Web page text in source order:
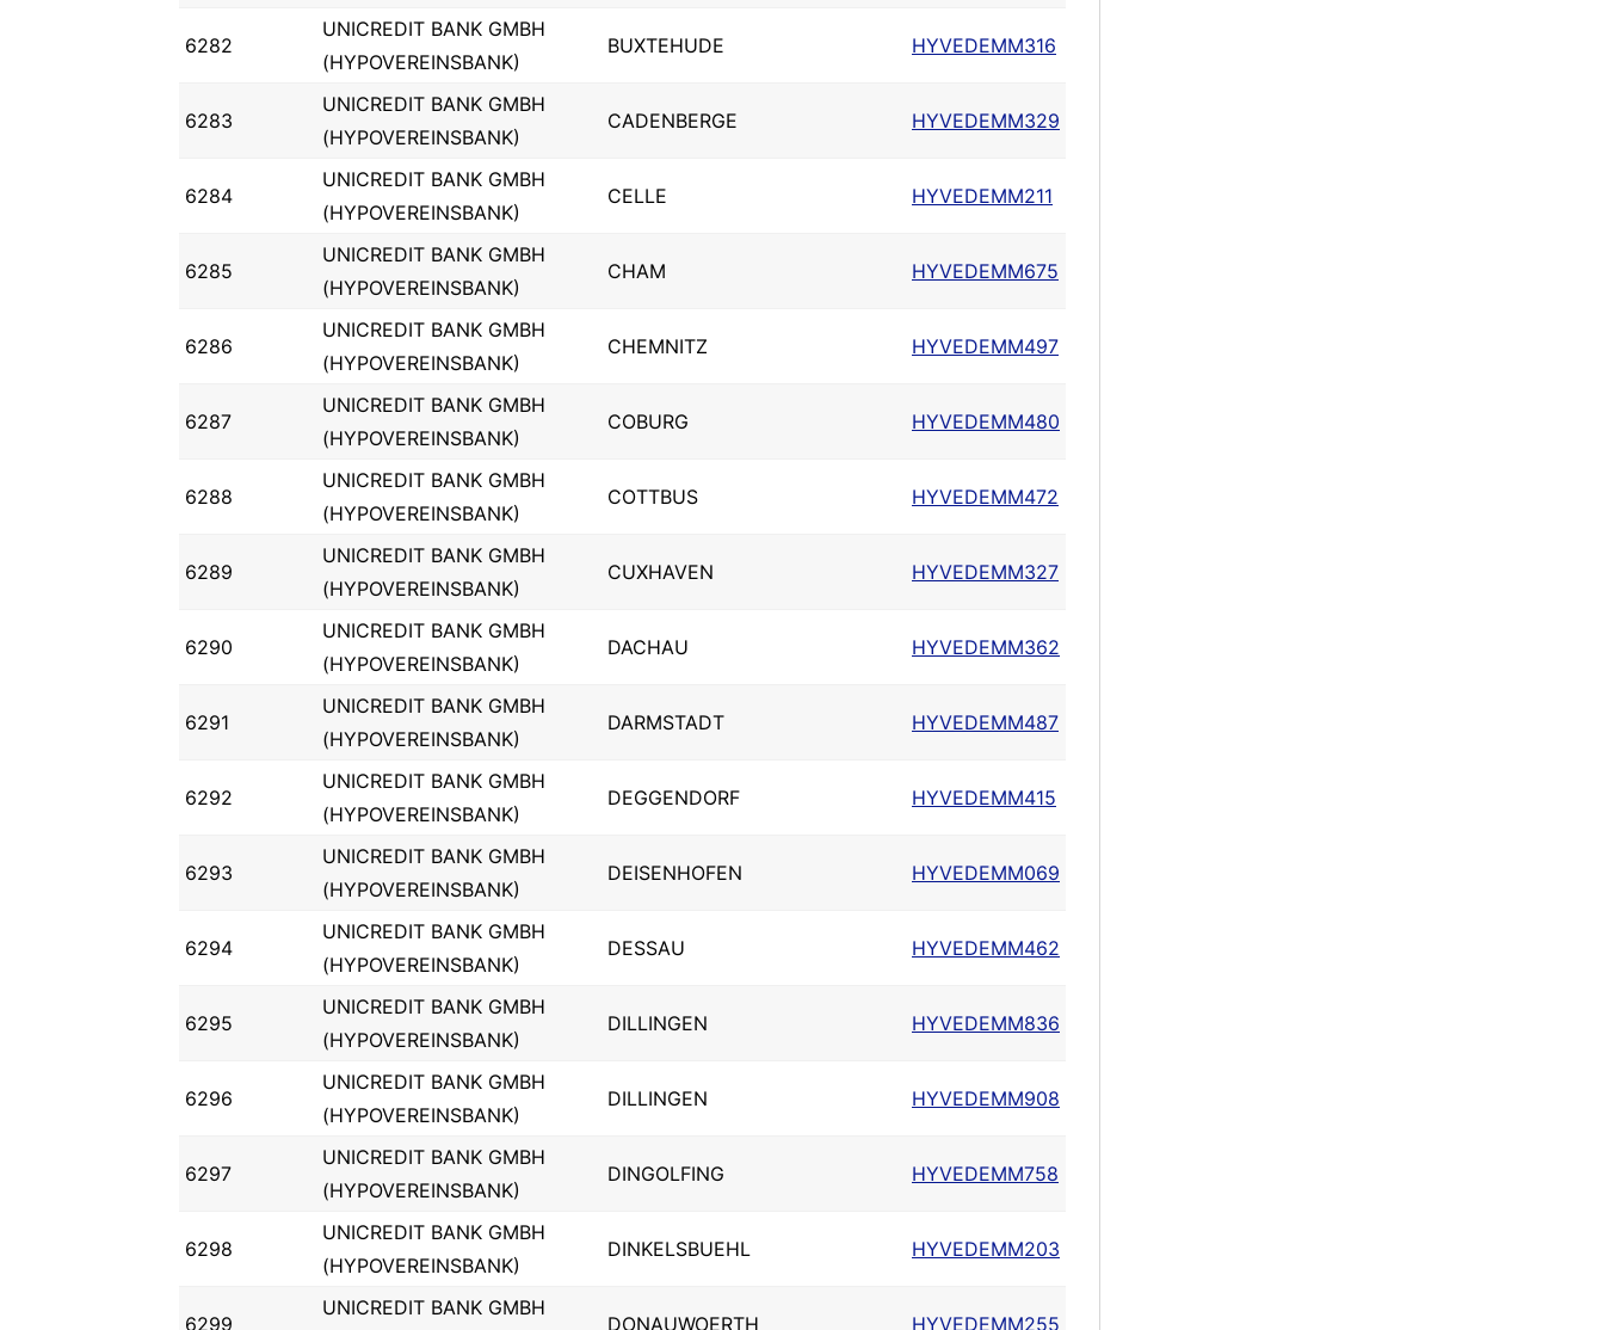
6282
UNICREDIT BANK GMBH
(HYPOVEREINSBANK)
BUXTEHUDE HYVEDEMM316
6283
UNICREDIT BANK GMBH
(HYPOVEREINSBANK)
CADENBERGE HYVEDEMM329
6284
UNICREDIT BANK GMBH
(HYPOVEREINSBANK)
CELLE HYVEDEMM211
6285
UNICREDIT BANK GMBH
(HYPOVEREINSBANK)
CHAM HYVEDEMM675
6286
UNICREDIT BANK GMBH
(HYPOVEREINSBANK)
CHEMNITZ HYVEDEMM497
6287
UNICREDIT BANK GMBH
(HYPOVEREINSBANK)
COBURG HYVEDEMM480
6288
UNICREDIT BANK GMBH
(HYPOVEREINSBANK)
COTTBUS HYVEDEMM472
6289
UNICREDIT BANK GMBH
(HYPOVEREINSBANK)
CUXHAVEN HYVEDEMM327
6290
UNICREDIT BANK GMBH
(HYPOVEREINSBANK)
DACHAU HYVEDEMM362
6291
UNICREDIT BANK GMBH
(HYPOVEREINSBANK)
DARMSTADT HYVEDEMM487
6292
UNICREDIT BANK GMBH
(HYPOVEREINSBANK)
DEGGENDORF HYVEDEMM415
6293
UNICREDIT BANK GMBH
(HYPOVEREINSBANK)
DEISENHOFEN HYVEDEMM069
6294
UNICREDIT BANK GMBH
(HYPOVEREINSBANK)
DESSAU HYVEDEMM462
6295
UNICREDIT BANK GMBH
(HYPOVEREINSBANK)
DILLINGEN HYVEDEMM836
6296
UNICREDIT BANK GMBH
(HYPOVEREINSBANK)
DILLINGEN HYVEDEMM908
6297
UNICREDIT BANK GMBH
(HYPOVEREINSBANK)
DINGOLFING HYVEDEMM758
6298
UNICREDIT BANK GMBH
(HYPOVEREINSBANK)
DINKELSBUEHL HYVEDEMM203
6299
UNICREDIT BANK GMBH
DONAUWOERTH HYVEDEMM255